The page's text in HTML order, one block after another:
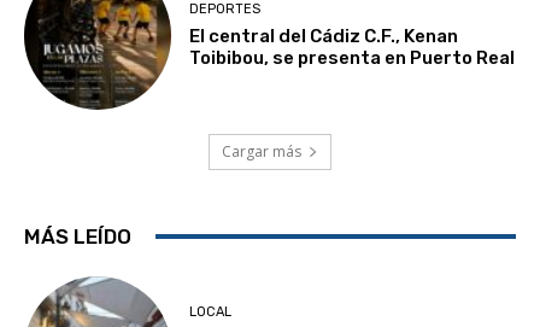
DEPORTES
El central del Cádiz C.F., Kenan
Toibibou, se presenta en Puerto Real
Cargar más
MÁS LEÍDO
LOCAL